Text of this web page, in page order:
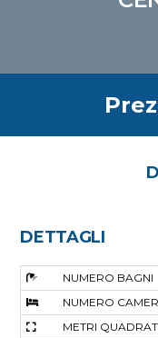
DETTAGLI
NUMERO BAGNI
NUMERO
METRI